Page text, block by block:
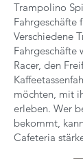
Trampolino
Fahrgeschäfte
Verschiedene
Fahrgeschäfte
Racer, den
möchten, mit
erleben. Wer
bekommt,
Cafeteria